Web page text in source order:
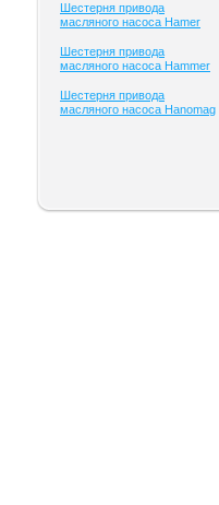
Шестерня привода
масляного насоса Hamer
Шестерня привода
масляного насоса Hammer
Шестерня привода
масляного насоса Hanomag